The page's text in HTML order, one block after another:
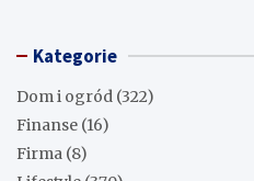
Kategorie
Dom i ogród (322)
Finanse (16)
Firma (8)